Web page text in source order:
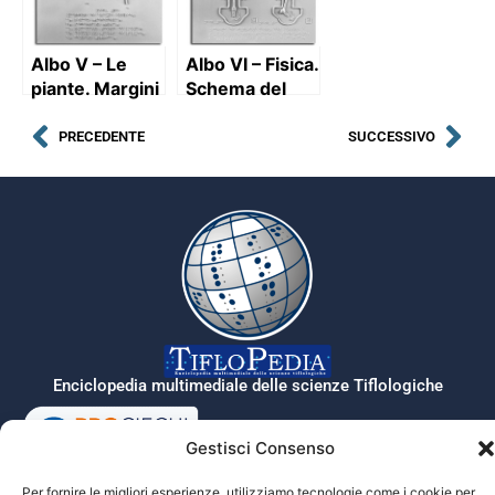
Gestisci Consenso
dell’ape
operaia e
porzione di
arnia
Albo V – Le
piante. Margini
Albo VI – Fisica.
Schema del
compressione,
scoppio e
scarico
PRECEDENTE SUCCESSIVO
Enciclopedia multimediale delle scienze Tiflologiche